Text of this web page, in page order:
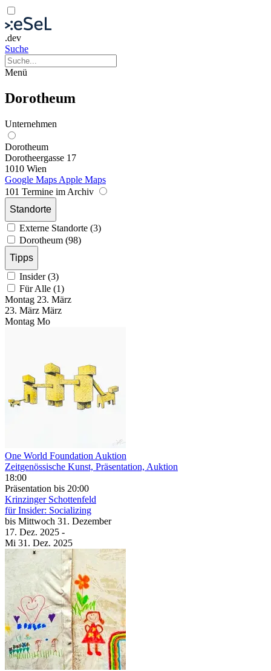
.dev
Suche
Menü
Dorotheum
Unternehmen
Dorotheum
Dorotheergasse 17
1010 Wien
Google Maps Apple Maps
101 Termine im Archiv
Standorte
Externe Standorte (3)
Dorotheum (98)
Tipps
Insider (3)
Für Alle (1)
Montag 23. März
23. März März
Montag Mo
One World Foundation Auktion
Zeitgenössische Kunst, Präsentation, Auktion
18:00
Präsentation bis 20:00
Krinzinger Schottenfeld
für Insider: Socializing
bis Mittwoch 31. Dezember
17. Dez. 2025 -
Mi 31. Dez. 2025